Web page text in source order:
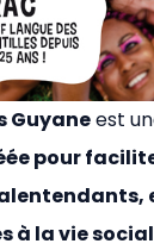
Guyaneest
pour
à la vie